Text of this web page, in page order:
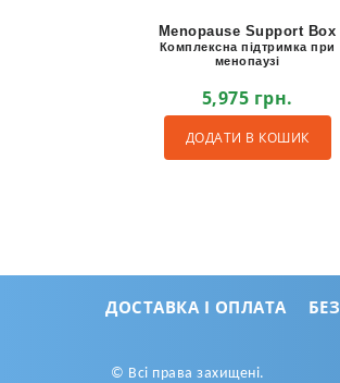
Menopause Support Box
Комплексна підтримка при
менопаузі
5,975 грн.
ДОДАТИ В КОШИК
ДОСТАВКА І ОПЛАТА
© Всі права захищені.